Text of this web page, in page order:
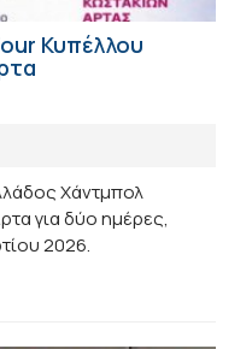
Κυπέλλου
Χάντμπολ
για δύο ημέρες,
2026.